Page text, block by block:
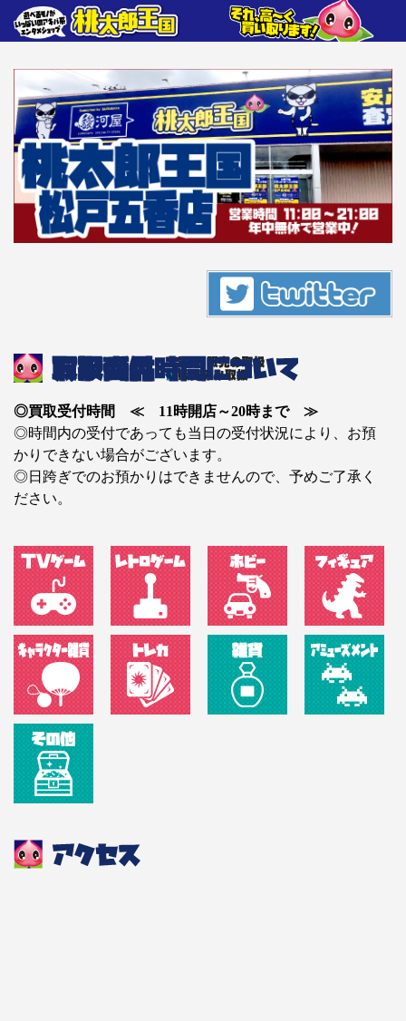
◎買取受付時間 ≪ 11時開店～20時まで ≫
◎時間内の受付であっても当日の受付状況により、お預
かりできない場合がございます。
◎日跨ぎでのお預かりはできませんので、予めご了承く
ださい。